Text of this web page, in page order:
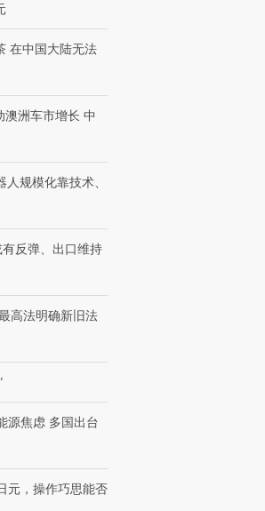
在中国大陆无法
澳洲车市增长 中
规模化靠技术、
反弹、出口维持
高法明确新旧法
源焦虑 多国出台
元，操作巧思能否